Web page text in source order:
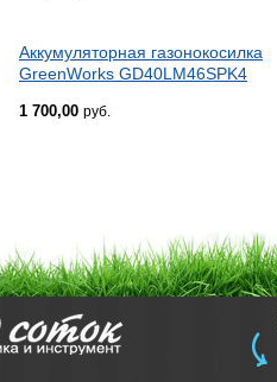
Аккумуляторная газонокосилка
GreenWorks GD40LM46SPK4
1 700,00 руб.